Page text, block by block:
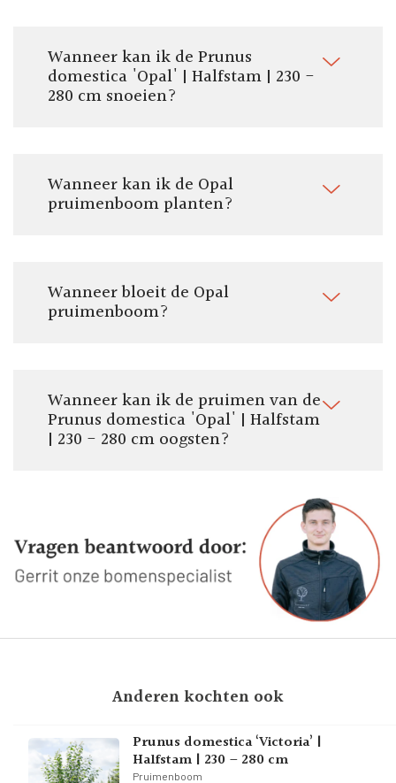
Pluktijd:
Juli - Augustus
Wanneer kan ik de Prunus
domestica 'Opal' | Halfstam | 230 -
280 cm snoeien?
Wanneer kan ik de Opal
pruimenboom planten?
Wanneer bloeit de Opal
pruimenboom?
Wanneer kan ik de pruimen van de
Prunus domestica 'Opal' | Halfstam
| 230 - 280 cm oogsten?
Anderen kochten ook
Prunus domestica ‘Victoria’ |
Halfstam | 230 – 280 cm
Pruimenboom